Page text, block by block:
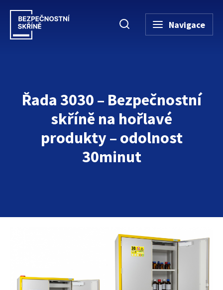
Navigace
Řada 3030 – Bezpečnostní
skříně na hořlavé
produkty – odolnost
30minut